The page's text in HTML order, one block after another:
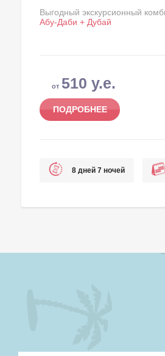
Выгодный экскурсионный
Абу-Даби + Дубай
от 510 у.е.
ПОДРОБНЕЕ
8 дней 7 ночей